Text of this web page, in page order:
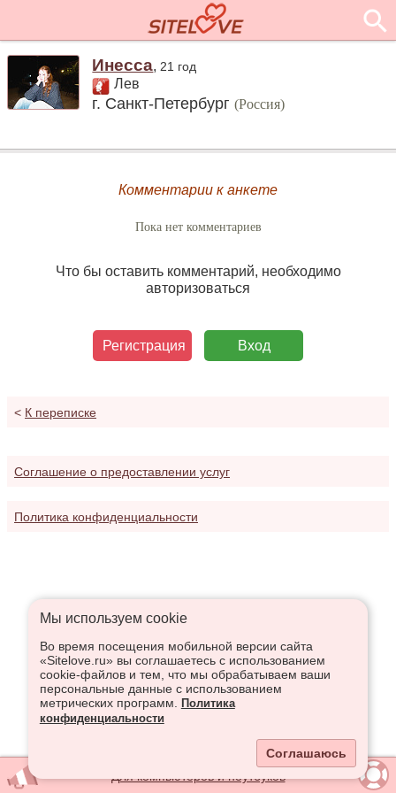
Инесса, 21 год
Лев
г. Санкт-Петербург(Россия)
Комментарии к анкете
Пока нет комментариев
Что бы оставить комментарий, необходимо
авторизоваться
Регистрация Вход
< К переписке
Соглашение о предоставлении услуг
Политика конфиденциальности
Мы используем сookie
Во время посещения мобильной версии сайта
«Sitelove.ru» вы соглашаетесь с использованием
cookie-файлов и тем, что мы обрабатываем ваши
персональные данные с использованием
метрических программ.
Политика
конфиденциальности
Соглашаюсь
Для компьютеров и ноутбуков